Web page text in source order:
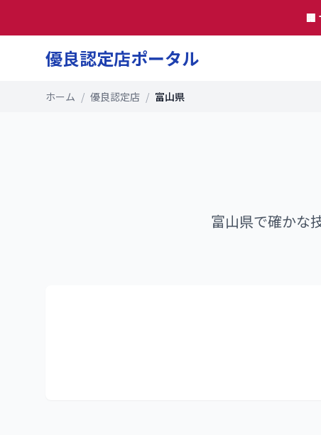
🏢
優良認定店ポータル
ホーム / 優良認定店 / 富山県
富山県で確かな